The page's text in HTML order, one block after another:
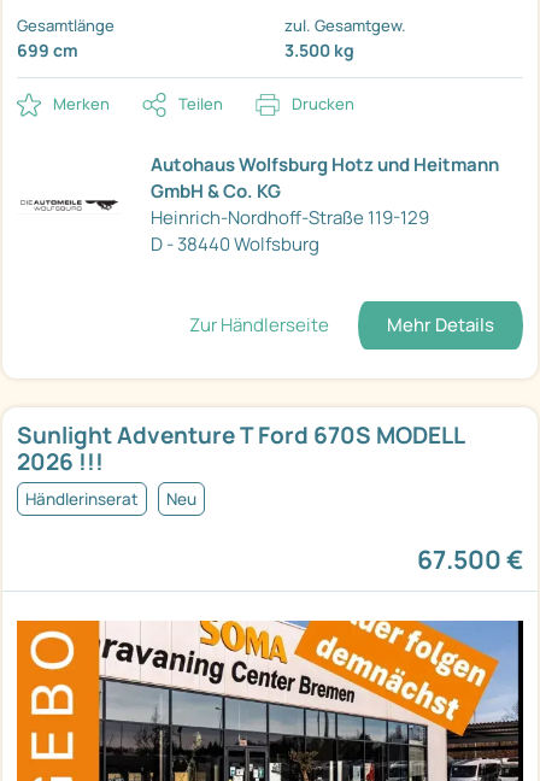
Gesamtlänge
699 cm
zul. Gesamtgew.
3.500 kg
Merken Teilen Drucken
Autohaus Wolfsburg Hotz und Heitmann
GmbH & Co. KG
Heinrich-Nordhoff-Straße 119-129
D - 38440 Wolfsburg
Zur Händlerseite Mehr Details
Sunlight Adventure T Ford 670S MODELL
2026 !!!
Händlerinserat Neu
67.500 €